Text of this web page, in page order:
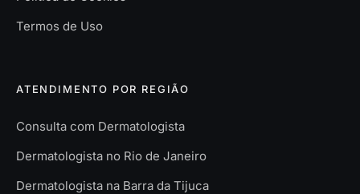
Termos de Uso
ATENDIMENTO POR REGIÃO
Consulta com Dermatologista
Dermatologista no Rio de Janeiro
Dermatologista na Barra da Tijuca